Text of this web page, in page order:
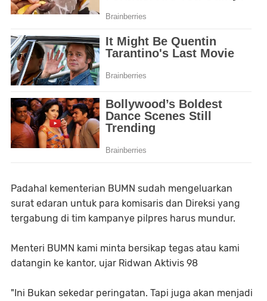
Padahal kementerian BUMN sudah mengeluarkan
surat edaran untuk para komisaris dan Direksi yang
tergabung di tim kampanye pilpres harus mundur.
Menteri BUMN kami minta bersikap tegas atau kami
datangin ke kantor, ujar Ridwan Aktivis 98
"Ini Bukan sekedar peringatan. Tapi juga akan menjadi